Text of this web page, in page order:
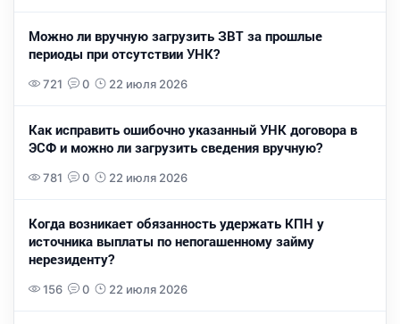
Можно ли вручную загрузить ЗВТ за прошлые
периоды при отсутствии УНК?
721 0 22 июля 2026
Как исправить ошибочно указанный УНК договора в
ЭСФ и можно ли загрузить сведения вручную?
781 0 22 июля 2026
Когда возникает обязанность удержать КПН у
источника выплаты по непогашенному займу
нерезиденту?
156 0 22 июля 2026